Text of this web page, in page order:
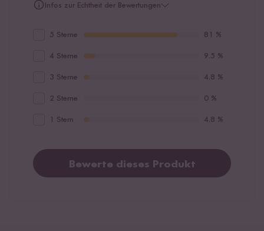
Infos zur Echtheit der Bewertungen
5 Sterne 81 %
4 Sterne 9.5 %
3 Sterne 4.8 %
2 Sterne 0 %
1 Stern 4.8 %
Bewerte dieses Produkt